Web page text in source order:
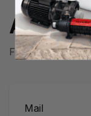
Få den seneste